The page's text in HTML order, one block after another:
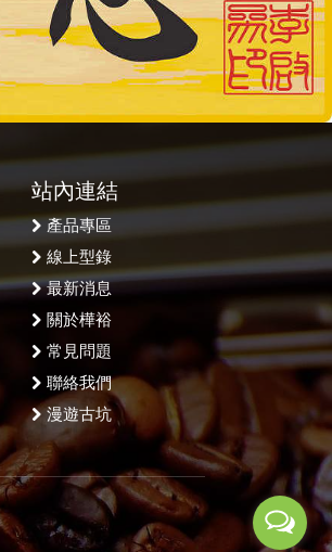
站內連結
產品專區
線上型錄
最新消息
關於樺裕
常見問題
聯絡我們
漫遊古坑